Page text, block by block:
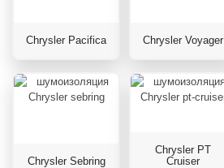
Chrysler Pacifica Chrysler Voyager
Chrysler Sebring
Chrysler PT
Cruiser